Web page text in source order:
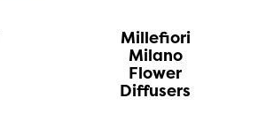
Millefiori
Milano
Flower
Diffusers